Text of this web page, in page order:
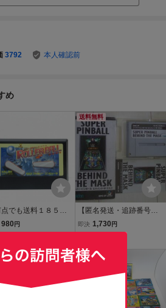
3792 本人確認前
め
でも送料１８５円
ラーボール ファミ
ツ15レ即発送 FC ソ
980 円
送料無料
【匿名発送・追跡番号あ
り】 スーパーピンボー
ル ビハインド ザ マスク
即決 1,730 円
了